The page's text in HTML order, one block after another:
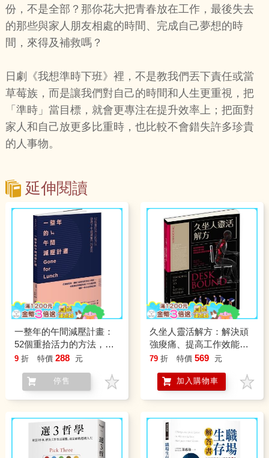
份，不是全部？那你花大把青春放在工作，最後失去
的那些與家人朋友相處的時間、完成自己夢想的時
間，來得及補救嗎？
日劇《我想準時下班》裡，不是教我們丟下責任或當
草莓族，而是讓我們對自己的時間和人生更重視，把
「準時」當目標，就會更專注在提升效率上；把面對
家人和自己放更多比重時，也比較不會錯失許多珍貴
的人事物。
延伸閱讀
一整年的午間減壓計畫：
52個重拾活力的方法，儲
備下午繼續奮鬥的勇氣
9 折 特價 288 元
停售
久坐人靈活解方：解決頑
強痠痛、提高工作效能、
改善運動表現的終極指南
79 折 特價 569 元
加入購物車